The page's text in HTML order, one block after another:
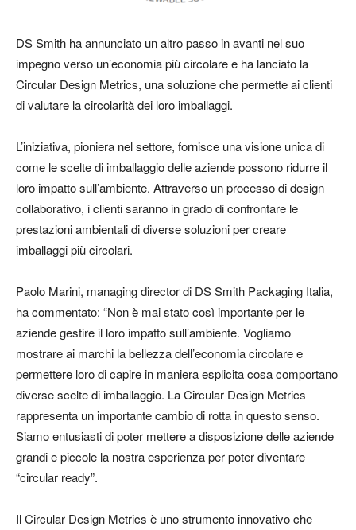
DS Smith ha annunciato un altro passo in avanti nel suo
impegno verso un’economia più circolare e ha lanciato la
Circular Design Metrics, una soluzione che permette ai clienti
di valutare la circolarità dei loro imballaggi.
L’iniziativa, pioniera nel settore, fornisce una visione unica di
come le scelte di imballaggio delle aziende possono ridurre il
loro impatto sull’ambiente. Attraverso un processo di design
collaborativo, i clienti saranno in grado di confrontare le
prestazioni ambientali di diverse soluzioni per creare
imballaggi più circolari.
Paolo Marini, managing director di DS Smith Packaging Italia,
ha commentato: “Non è mai stato così importante per le
aziende gestire il loro impatto sull’ambiente. Vogliamo
mostrare ai marchi la bellezza dell’economia circolare e
permettere loro di capire in maniera esplicita cosa comportano
diverse scelte di imballaggio. La Circular Design Metrics
rappresenta un importante cambio di rotta in questo senso.
Siamo entusiasti di poter mettere a disposizione delle aziende
grandi e piccole la nostra esperienza per poter diventare
“circular ready”.
Il Circular Design Metrics è uno strumento innovativo che